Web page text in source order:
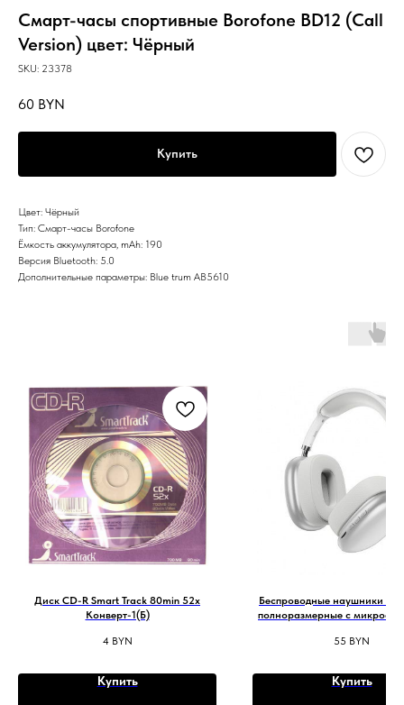
Смарт-часы спортивные Borofone BD12 (Call
Version) цвет: Чёрный
SKU: 23378
60 BYN
Купить
Цвет: Чёрный
Тип: Смарт-часы Borofone
Ёмкость аккумулятора, mAh: 190
Версия Bluetooth: 5.0
Дополнительные параметры: Blue trum AB5610
Диск CD-R Smart Track 80min 52x
Конверт-1(Б)
4 BYN
Купить
Беспроводные наушники
полноразмерные с
55 BYN
Купить